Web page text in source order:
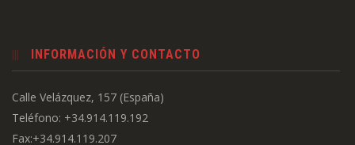
INFORMACIÓN Y CONTACTO
Calle Velázquez, 157 (España)
Teléfono: +34.914.119.192
Fax:+34.914.119.207